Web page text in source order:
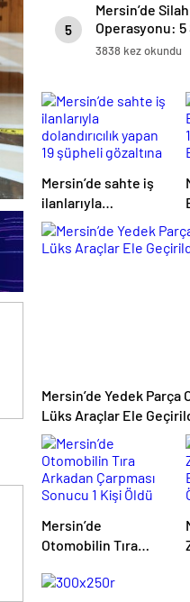
5
Mersin’de Silah
Operasyonu:
Yakalandı
3838 kez okundu
Mersin’de sahte iş
ilanlarıyla
dolandırıcılık yapan
19 şüpheli gözaltına
Mersin’de Yedek Parça
Lüks Araçlar Ele
Mersin’de
Otomobilin Tıra
Sonucu 1 Kişi Öldü